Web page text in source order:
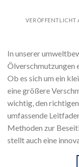
VERÖFFENTLICHT
In unserer
Ölverschmutzungen
Ob es sich um ein
eine größere
wichtig, den
umfassende
Methoden zur
stellt auch eine